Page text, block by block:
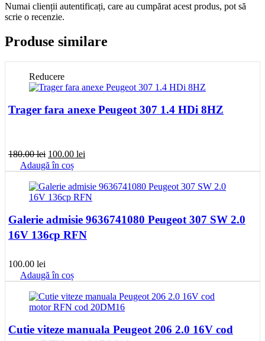
Numai clienții autentificați, care au cumpărat acest produs, pot să
scrie o recenzie.
Produse similare
Reducere
Trager fara anexe Peugeot 307 1.4 HDi 8HZ
180.00lei Prețul
inițial
a
fost:
180.00 lei.
100.00 lei
este:
100.00 lei.
Adaugă în coș
Galerie admisie 9636741080 Peugeot 307 SW 2.0
16V 136cp RFN
100.00 lei
Adaugă în coș
Cutie viteze manuala Peugeot 206 2.0 16V cod